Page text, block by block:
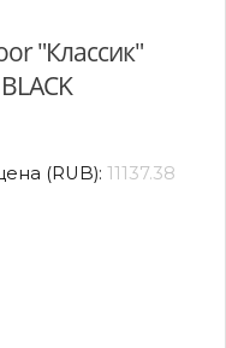
"Классик"
(RUB): 11137.38